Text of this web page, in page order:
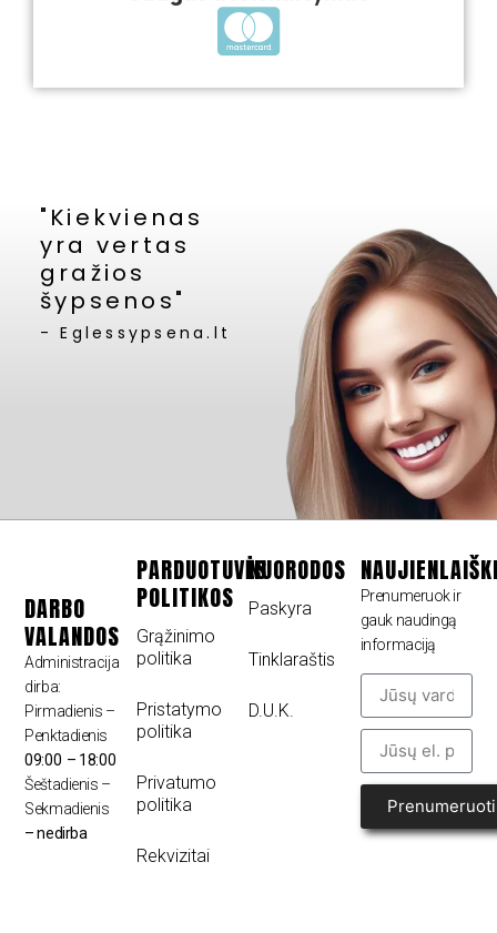
"Kiekvienas
yra vertas
gražios
šypsenos"
- Eglessypsena.lt
DARBO
VALANDOS
Administracija
dirba:
Pirmadienis –
Penktadienis
09:00 – 18:00
Šeštadienis –
Sekmadienis
– nedirba
PARDUOTUVĖS
POLITIKOS
Grąžinimo
politika
Pristatymo
politika
Privatumo
politika
Rekvizitai
NUORODOS
Paskyra
Tinklaraštis
D.U.K.
Prenumeruok ir
gauk naudingą
informaciją
Prenumeruoti